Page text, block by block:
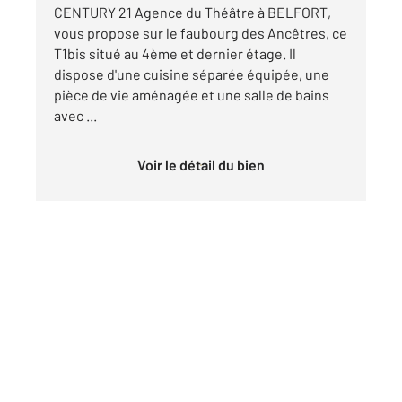
CENTURY 21 Agence du Théâtre à BELFORT,
vous propose sur le faubourg des Ancêtres, ce
T1bis situé au 4ème et dernier étage. Il
dispose d'une cuisine séparée équipée, une
pièce de vie aménagée et une salle de bains
avec ...
Voir le détail du bien